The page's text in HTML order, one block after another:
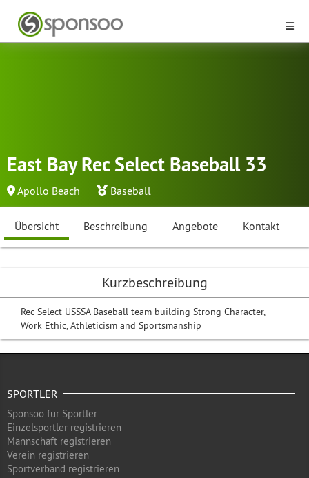
East Bay Rec Select Baseball 33
Apollo Beach Baseball
Übersicht Beschreibung Angebote Kontakt
Kurzbeschreibung
Rec Select USSSA Baseball team building Strong Character,
Work Ethic, Athleticism and Sportsmanship
SPORTLER
Sponsoo für Sportler
Einzelsportler registrieren
Mannschaft registrieren
Verein registrieren
Sportverband registrieren